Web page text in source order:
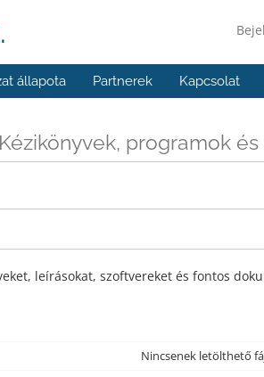
állapota Partnerek Kapcsolat
Kézikönyvek, programok
leírásokat, szoftvereket és fontos
Nincsenek letölthető